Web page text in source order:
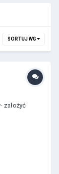
SORTUJ WG
założyć